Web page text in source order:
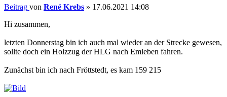
Beitrag von René Krebs » 17.06.2021 14:08
Hi zusammen,
letzten Donnerstag bin ich auch mal wieder an der Strecke gewesen,
sollte doch ein Holzzug der HLG nach Emleben fahren.
Zunächst bin ich nach Fröttstedt, es kam 159 215